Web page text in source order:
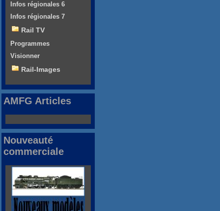
Infos régionales 6
Infos régionales 7
Rail TV
Programmes
Visionner
Rail-Images
AMFG Articles
Nouveauté
commerciale